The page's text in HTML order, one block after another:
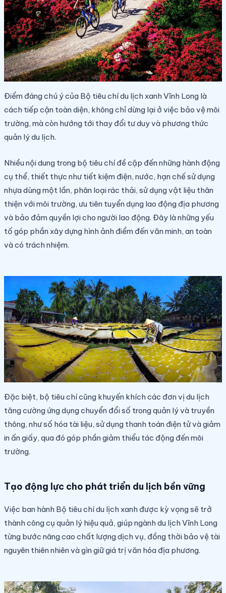
Điểm đáng chú ý của Bộ tiêu chí du lịch xanh Vĩnh Long là
cách tiếp cận toàn diện, không chỉ dừng lại ở việc bảo vệ môi
trường, mà còn hướng tới thay đổi tư duy và phương thức
quản lý du lịch.
Nhiều nội dung trong bộ tiêu chí đề cập đến những hành động
cụ thể, thiết thực như tiết kiệm điện, nước, hạn chế sử dụng
nhựa dùng một lần, phân loại rác thải, sử dụng vật liệu thân
thiện với môi trường, ưu tiên tuyển dụng lao động địa phương
và bảo đảm quyền lợi cho người lao động. Đây là những yếu
tố góp phần xây dựng hình ảnh điểm đến văn minh, an toàn
và có trách nhiệm.
Đặc biệt, bộ tiêu chí cũng khuyến khích các đơn vị du lịch
tăng cường ứng dụng chuyển đổi số trong quản lý và truyền
thông, như số hóa tài liệu, sử dụng thanh toán điện tử và giảm
in ấn giấy, qua đó góp phần giảm thiểu tác động đến môi
trường.
Tạo động lực cho phát triển du lịch bền vững
Việc ban hành Bộ tiêu chí du lịch xanh được kỳ vọng sẽ trở
thành công cụ quản lý hiệu quả, giúp ngành du lịch Vĩnh Long
từng bước nâng cao chất lượng dịch vụ, đồng thời bảo vệ tài
nguyên thiên nhiên và gìn giữ giá trị văn hóa địa phương.